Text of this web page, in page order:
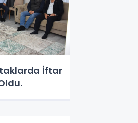
İftar